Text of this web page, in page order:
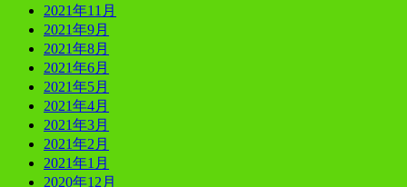
2021年11月
2021年9月
2021年8月
2021年6月
2021年5月
2021年4月
2021年3月
2021年2月
2021年1月
2020年12月